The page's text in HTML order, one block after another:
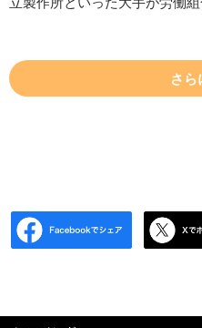
さら